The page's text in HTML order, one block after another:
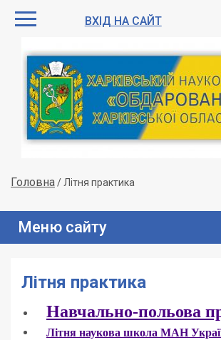
ВХІД НА САЙТ
Головна/ Літня практика
Меню сайту
Літня практика
Навчально-польова
Літня наукова школа МАН